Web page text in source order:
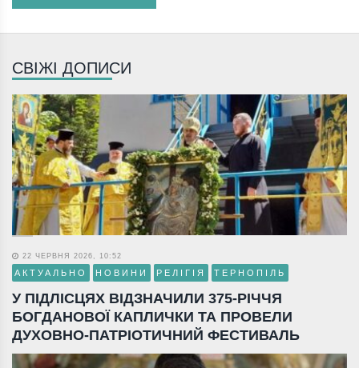
СВІЖІ ДОПИСИ
22 ЧЕРВНЯ 2026, 10:52
АКТУАЛЬНО НОВИНИ РЕЛІГІЯ ТЕРНОПІЛЬ
У ПІДЛІСЦЯХ ВІДЗНАЧИЛИ 375-РІЧЧЯ
БОГДАНОВОЇ КАПЛИЧКИ ТА ПРОВЕЛИ
ДУХОВНО-ПАТРІОТИЧНИЙ ФЕСТИВАЛЬ